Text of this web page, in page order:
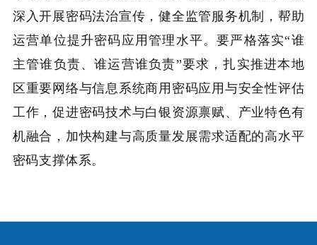
深入开展密码法治宣传，健全监管服务机制，帮助
运营单位提升密码应用管理水平。要严格落实“谁
主管谁负责、谁运营谁负责”要求，扎实推进本地
区重要网络与信息系统商用密码应用与安全性评估
工作，促进密码技术与白银资源禀赋、产业特色有
机融合，加快构建与高质量发展需求适配的高水平
密码支撑体系。